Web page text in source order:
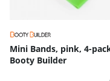
Mini Bands, pink, 4-
Booty Builder